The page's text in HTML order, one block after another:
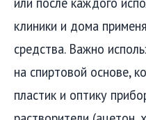
клиники и дома
средства. Важно
на спиртовой основе,
пластик и оптику